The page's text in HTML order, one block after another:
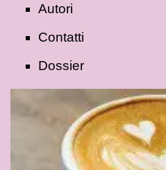
Autori
Contatti
Dossier